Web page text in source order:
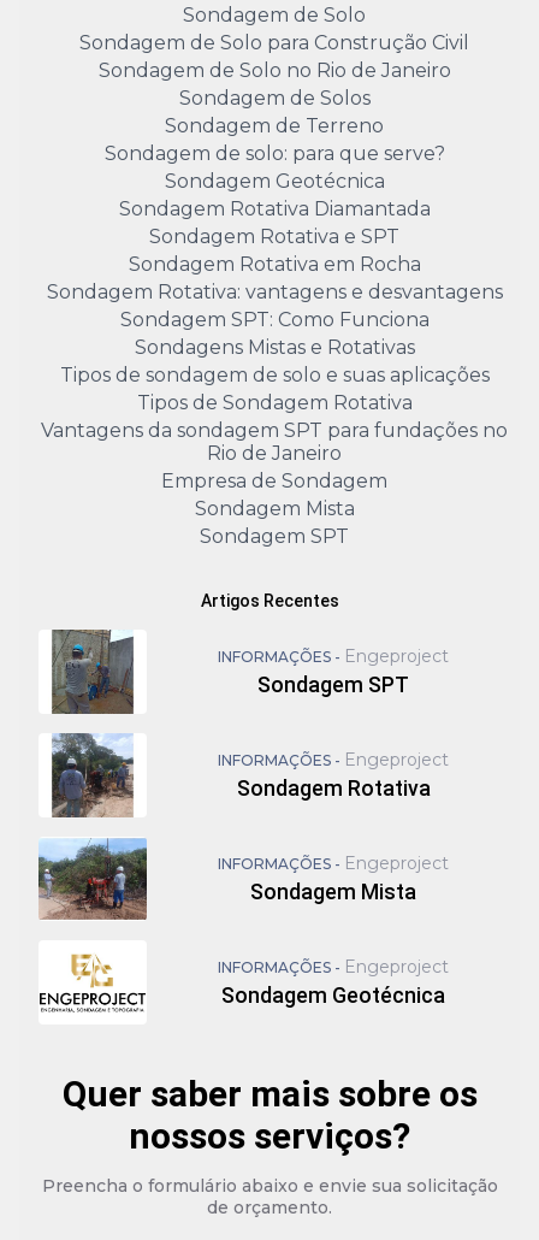
Sondagem de Solo
Sondagem de Solo para Construção Civil
Sondagem de Solo no Rio de Janeiro
Sondagem de Solos
Sondagem de Terreno
Sondagem de solo: para que serve?
Sondagem Geotécnica
Sondagem Rotativa Diamantada
Sondagem Rotativa e SPT
Sondagem Rotativa em Rocha
Sondagem Rotativa: vantagens e desvantagens
Sondagem SPT: Como Funciona
Sondagens Mistas e Rotativas
Tipos de sondagem de solo e suas aplicações
Tipos de Sondagem Rotativa
Vantagens da sondagem SPT para fundações no
Rio de Janeiro
Empresa de Sondagem
Sondagem Mista
Sondagem SPT
Artigos Recentes
INFORMAÇÕES - Engeproject
Sondagem SPT
INFORMAÇÕES - Engeproject
Sondagem Rotativa
INFORMAÇÕES - Engeproject
Sondagem Mista
INFORMAÇÕES - Engeproject
Sondagem Geotécnica
Quer saber mais sobre os
nossos serviços?
Preencha o formulário abaixo e envie sua solicitação
de orçamento.